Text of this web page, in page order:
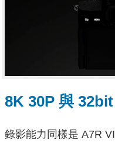
8K 30P 與
錄影能力同樣是 A7R